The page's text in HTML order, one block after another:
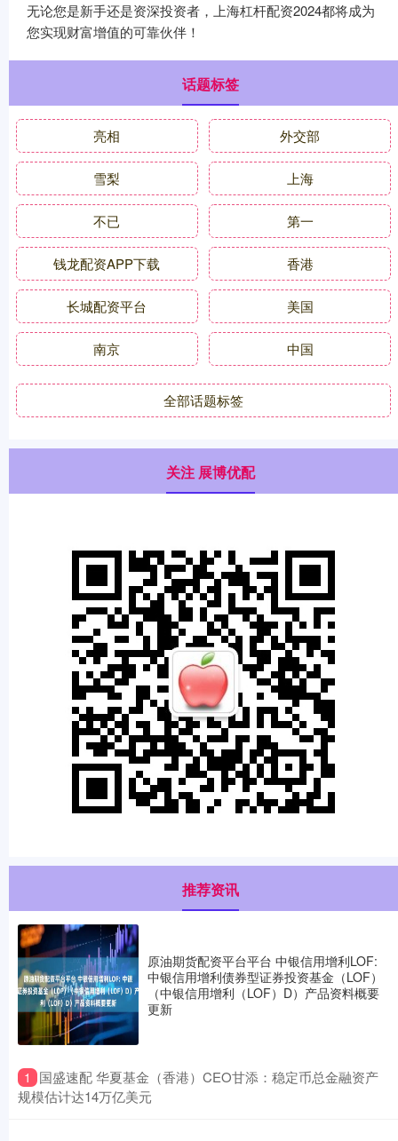
无论您是新手还是资深投资者，上海杠杆配资2024都将成为
您实现财富增值的可靠伙伴！
话题标签
亮相 外交部
雪梨 上海
不已 第一
钱龙配资APP下载 香港
长城配资平台 美国
南京 中国
全部话题标签
关注 展博优配
推荐资讯
原油期货配资平台平台 中银信用增利LOF:
中银信用增利债券型证券投资基金（LOF）
（中银信用增利（LOF）D）产品资料概要
更新
1
​国盛速配 华夏基金（香港）CEO甘添：稳定币总金融资产
规模估计达14万亿美元